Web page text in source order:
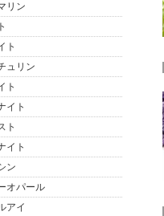
リン
ト
ュリン
ト
イト
ト
イト
ン
オパール
アイ